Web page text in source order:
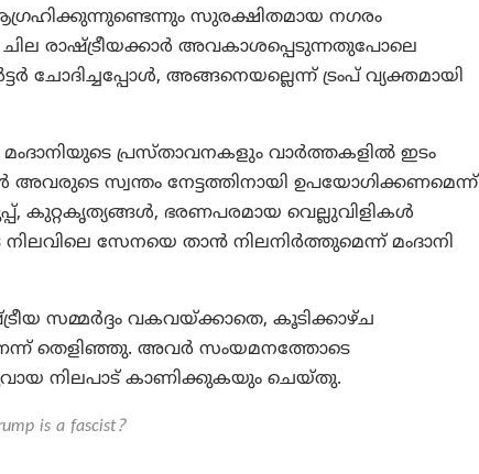
സുരക്ഷിതമായ നഗരം
രാഷ്ട്രീയക്കാർ അവകാശപ്പെടുന്നതുപോലെ
ചോദിച്ചപ്പോൾ, അങ്ങനെയല്ലെന്ന് ട്രംപ് വ്യക്തമായി
പ്രസ്താവനകളും വാർത്തകളിൽ ഇടം
സ്വന്തം നേട്ടത്തിനായി ഉപയോഗിക്കണമെന്ന്
കുറ്റകൃത്യങ്ങൾ, ഭരണപരമായ വെല്ലുവിളികൾ
സേനയെ താൻ നിലനിർത്തുമെന്ന് മംദാനി
സമ്മർദ്ദം വകവയ്ക്കാതെ, കൂടിക്കാഴ്ച
തെളിഞ്ഞു. അവർ സംയമനത്തോടെ
നിലപാട് കാണിക്കുകയും ചെയ്തു.
is a fascist?